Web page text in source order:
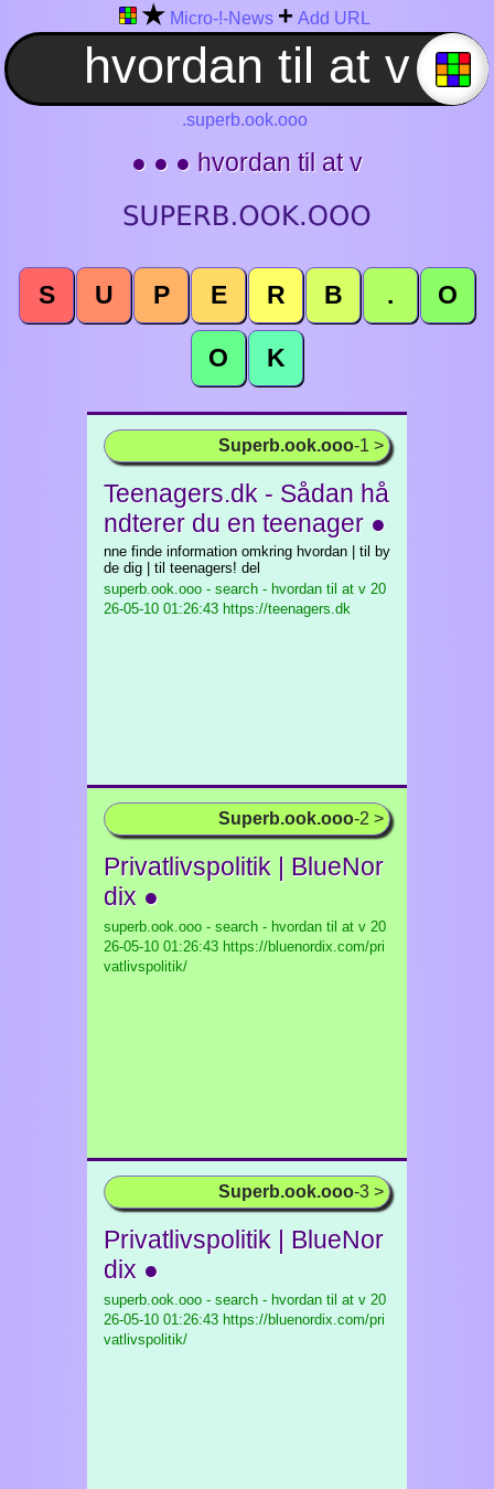
★ Micro-!-News + Add URL
.superb.ook.ooo
● ● ● hvordan til at v
S U P E R B . O
O K
Superb.ook.ooo-1 >
Teenagers.dk - Sådan hå
ndterer du en teenager ●
nne finde information omkring hvordan | til by
de dig | til teenagers! del
superb.ook.ooo - search - hvordan til at v 20
26-05-10 01:26:43 https://teenagers.dk
Superb.ook.ooo-2 >
Privatlivspolitik | BlueNor
dix ●
superb.ook.ooo - search - hvordan til at v 20
26-05-10 01:26:43 https://bluenordix.com/pri
vatlivspolitik/
Superb.ook.ooo-3 >
Privatlivspolitik | BlueNor
dix ●
superb.ook.ooo - search - hvordan til at v 20
26-05-10 01:26:43 https://bluenordix.com/pri
vatlivspolitik/